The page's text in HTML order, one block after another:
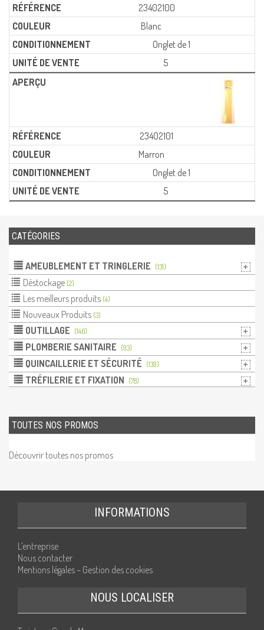
23402100
Blanc
Onglet de 1
5
23402101
Marron
Onglet de 1
5
CATÉGORIES
AMEUBLEMENT ET TRINGLERIE (131)
Déstockage (2)
Les meilleurs produits (4)
Nouveaux Produits (3)
OUTILLAGE (146)
PLOMBERIE SANITAIRE (93)
QUINCAILLERIE ET SÉCURITÉ (139)
TRÉFILERIE ET FIXATION (78)
TOUTES NOS PROMOS
Découvrir toutes nos promos
INFORMATIONS
L’entreprise
Nous contacter
Mentions légales – Gestion des cookies
NOUS LOCALISER